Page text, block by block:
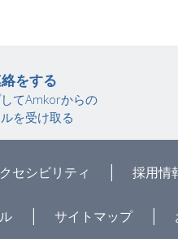
をする
てAmkorからの
を受け取る
セシビリティ | 採用情
| サイトマップ |